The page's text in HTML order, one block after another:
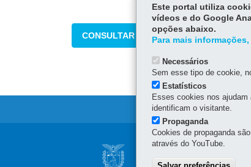
CONSULTAR
Navegação
Este portal utiliza
vídeos e do Google
opções abaixo.
Para mais
Necessários
Sem esse tipo de cookie,
Estatísticos
Esses cookies nos
identificam o visitante.
Propaganda
Cookies de propaganda
através do YouTube.